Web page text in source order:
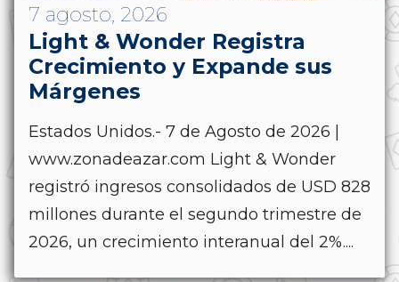
7 agosto, 2026
Light & Wonder Registra
Crecimiento y Expande sus
Márgenes
Estados Unidos.- 7 de Agosto de 2026 |
www.zonadeazar.com Light & Wonder
registró ingresos consolidados de USD 828
millones durante el segundo trimestre de
2026, un crecimiento interanual del 2%....